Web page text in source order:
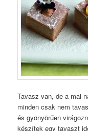
Tavasz van, de a mai
minden csak nem
és gyönyörűen
készítek egy tavaszt